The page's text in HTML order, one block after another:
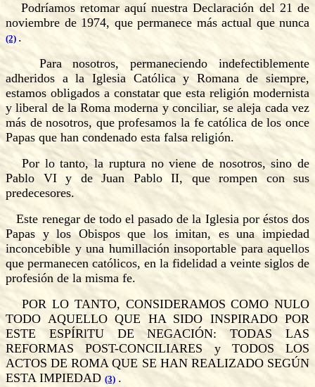
Podríamos retomar aquí nuestra Declaración del 21 de
noviembre de 1974, que permanece más actual que nunca
(2) .
Para nosotros, permaneciendo indefectiblemente
adheridos a la Iglesia Católica y Romana de siempre,
estamos obligados a constatar que esta religión modernista
y liberal de la Roma moderna y conciliar, se aleja cada vez
más de nosotros, que profesamos la fe católica de los once
Papas que han condenado esta falsa religión.
Por lo tanto, la ruptura no viene de nosotros, sino de
Pablo VI y de Juan Pablo II, que rompen con sus
predecesores.
Este renegar de todo el pasado de la Iglesia por éstos dos
Papas y los Obispos que los imitan, es una impiedad
inconcebible y una humillación insoportable para aquellos
que permanecen católicos, en la fidelidad a veinte siglos de
profesión de la misma fe.
POR LO TANTO, CONSIDERAMOS COMO NULO
TODO AQUELLO QUE HA SIDO INSPIRADO POR
ESTE ESPÍRlTU DE NEGACIÓN: TODAS LAS
REFORMAS POST-CONCILIARES y TODOS LOS
ACTOS DE ROMA QUE SE HAN REALIZADO SEGÚN
ESTA IMPIEDAD (3) .